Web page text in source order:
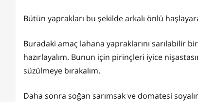
Bütün yaprakları bu şekilde arkalı önlü
Buradaki amaç lahana yapraklarını sarılabilir
hazırlayalım. Bunun için pirinçleri iyice
süzülmeye bırakalım.
Daha sonra soğan sarımsak ve domatesi